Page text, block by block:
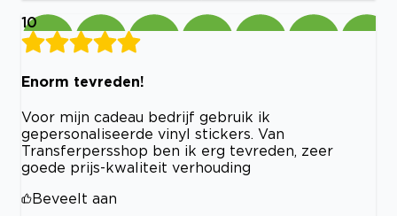
10
Enorm tevreden!
Voor mijn cadeau bedrijf gebruik ik
gepersonaliseerde vinyl stickers. Van
Transferpersshop ben ik erg tevreden, zeer
goede prijs-kwaliteit verhouding
Beveelt aan